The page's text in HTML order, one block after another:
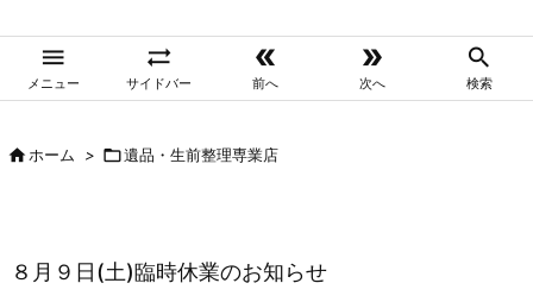

メニュー

サイドバー

前へ

次へ

検索
ホーム > 遺品・生前整理専業店
８月９日(土)臨時休業のお知らせ